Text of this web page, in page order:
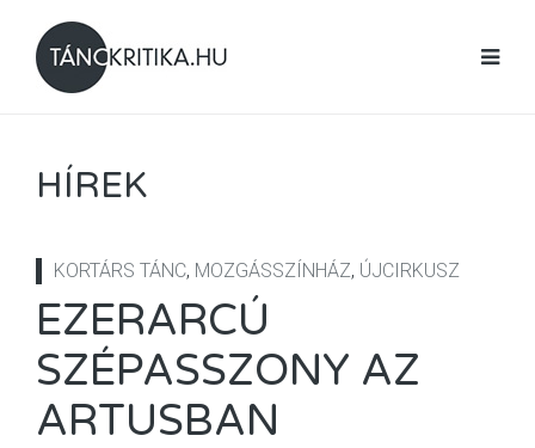
HÍREK
KORTÁRS TÁNC, MOZGÁSSZÍNHÁZ, ÚJCIRKUSZ
EZERARCÚ
SZÉPASSZONY AZ
ARTUSBAN